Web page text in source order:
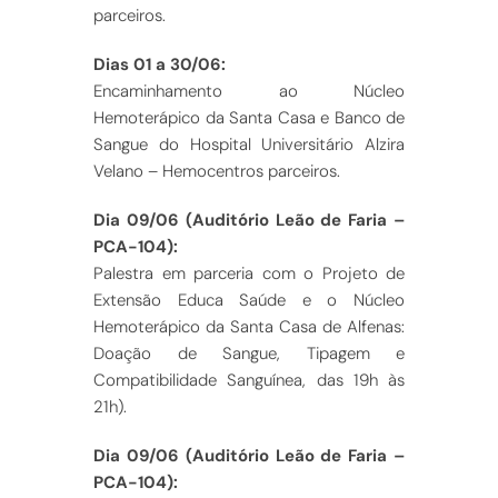
parceiros.
Dias 01 a 30/06:
Encaminhamento ao Núcleo
Hemoterápico da Santa Casa e Banco de
Sangue do Hospital Universitário Alzira
Velano – Hemocentros parceiros.
Dia 09/06 (Auditório Leão de Faria –
PCA-104):
Palestra em parceria com o Projeto de
Extensão Educa Saúde e o Núcleo
Hemoterápico da Santa Casa de Alfenas:
Doação de Sangue, Tipagem e
Compatibilidade Sanguínea, das 19h às
21h).
Dia 09/06 (Auditório Leão de Faria –
PCA-104):